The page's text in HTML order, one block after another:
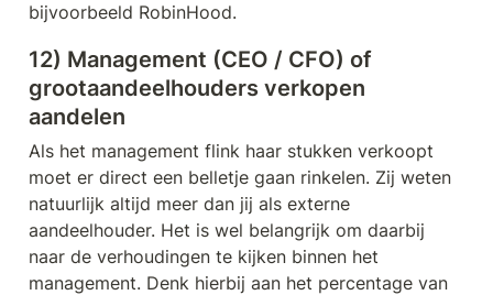
bijvoorbeeld RobinHood.
12) Management (CEO / CFO) of
grootaandeelhouders verkopen
aandelen
Als het management flink haar stukken verkoopt
moet er direct een belletje gaan rinkelen. Zij weten
natuurlijk altijd meer dan jij als externe
aandeelhouder. Het is wel belangrijk om daarbij
naar de verhoudingen te kijken binnen het
management. Denk hierbij aan het percentage van